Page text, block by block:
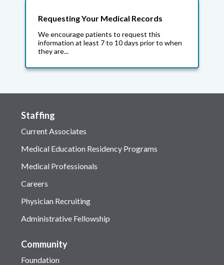
Requesting Your Medical Records
We encourage patients to request this
information at least 7 to 10 days prior to when
they are...
Staffing
Current Associates
Medical Education Residency Programs
Medical Professionals
Careers
Physician Recruiting
Administrative Fellowship
Community
Foundation